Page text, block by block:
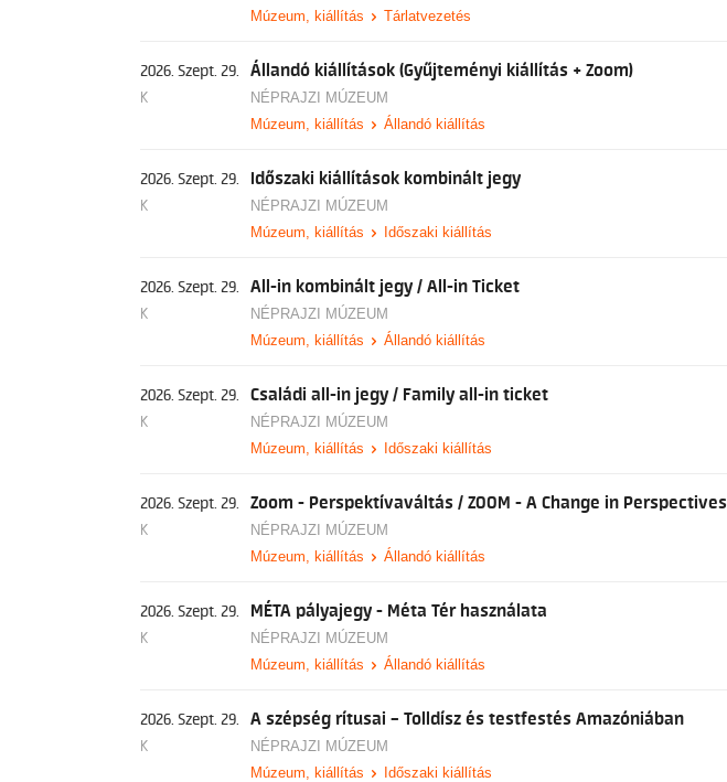
Múzeum, kiállítás
Tárlatvezetés
2026. Szept. 29.
K
Állandó kiállítások (Gyűjteményi kiállítás + Zoom)
NÉPRAJZI MÚZEUM
Múzeum, kiállítás
Állandó kiállítás
2026. Szept. 29.
K
Időszaki kiállítások kombinált jegy
NÉPRAJZI MÚZEUM
Múzeum, kiállítás
Időszaki kiállítás
2026. Szept. 29.
K
All-in kombinált jegy / All-in Ticket
NÉPRAJZI MÚZEUM
Múzeum, kiállítás
Állandó kiállítás
2026. Szept. 29.
K
Családi all-in jegy / Family all-in ticket
NÉPRAJZI MÚZEUM
Múzeum, kiállítás
Időszaki kiállítás
2026. Szept. 29.
K
Zoom - Perspektívaváltás / ZOOM - A Change in Perspectives
NÉPRAJZI MÚZEUM
Múzeum, kiállítás
Állandó kiállítás
2026. Szept. 29.
K
MÉTA pályajegy - Méta Tér használata
NÉPRAJZI MÚZEUM
Múzeum, kiállítás
Állandó kiállítás
2026. Szept. 29.
K
A szépség rítusai – Tolldísz és testfestés Amazóniában
NÉPRAJZI MÚZEUM
Múzeum, kiállítás
Időszaki kiállítás